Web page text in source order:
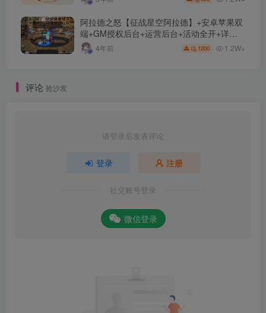
阿拉德之怒【征战星空阿拉德】+安卓苹果双
端+GM授权后台+运营后台+活动全开+详细
教程 4年前 1200 1.2W+
评论 抢沙发
请登录后发表评论
登录 注册
社交账号登录
微信登录